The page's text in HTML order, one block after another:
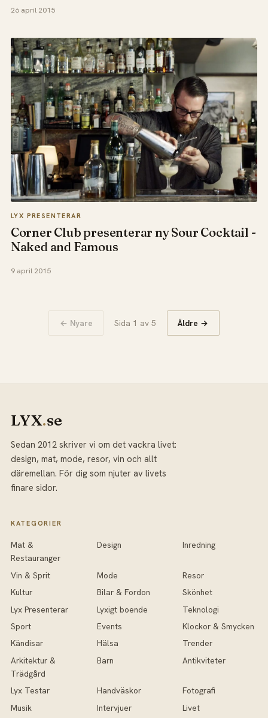
26 april 2015
LYX PRESENTERAR
Corner Club presenterar ny Sour Cocktail -
Naked and Famous
9 april 2015
← Nyare Sida 1 av 5 Äldre →
LYX.se
Sedan 2012 skriver vi om det vackra livet:
design, mat, mode, resor, vin och allt
däremellan. För dig som njuter av livets
finare sidor.
KATEGORIER
Mat &
Restauranger
Design Inredning
Vin & Sprit Mode
Resor
Kultur
Bilar & Fordon
Skönhet
Lyx Presenterar
Lyxigt boende
Teknologi
Sport
Events
Klockor & Smycken
Kändisar
Hälsa
Trender
Arkitektur &
Trädgård
Barn Antikviteter
Lyx Testar Handväskor
Fotografi
Musik
Intervjuer Livet